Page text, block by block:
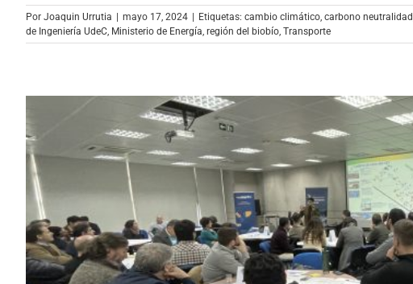
Por Joaquin Urrutia | mayo 17, 2024 | Etiquetas: cambio climático carbono neutralidad
de Ingeniería UdeC Ministerio de Energía región del biobío Transporte